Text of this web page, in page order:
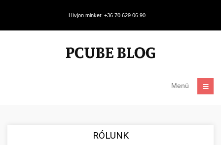
Hívjon minket: +36 70 629 06 90
Menü
RÓLUNK